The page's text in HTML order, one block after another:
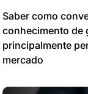
Saber como
conhecimento de
principalmente
mercado